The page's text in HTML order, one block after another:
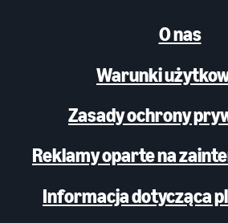
O nas
Warunki
Zasady ochrony
Reklamy oparte na
Informacja dotycząca